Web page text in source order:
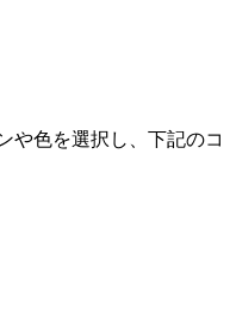
や色を選択し、下記のコ